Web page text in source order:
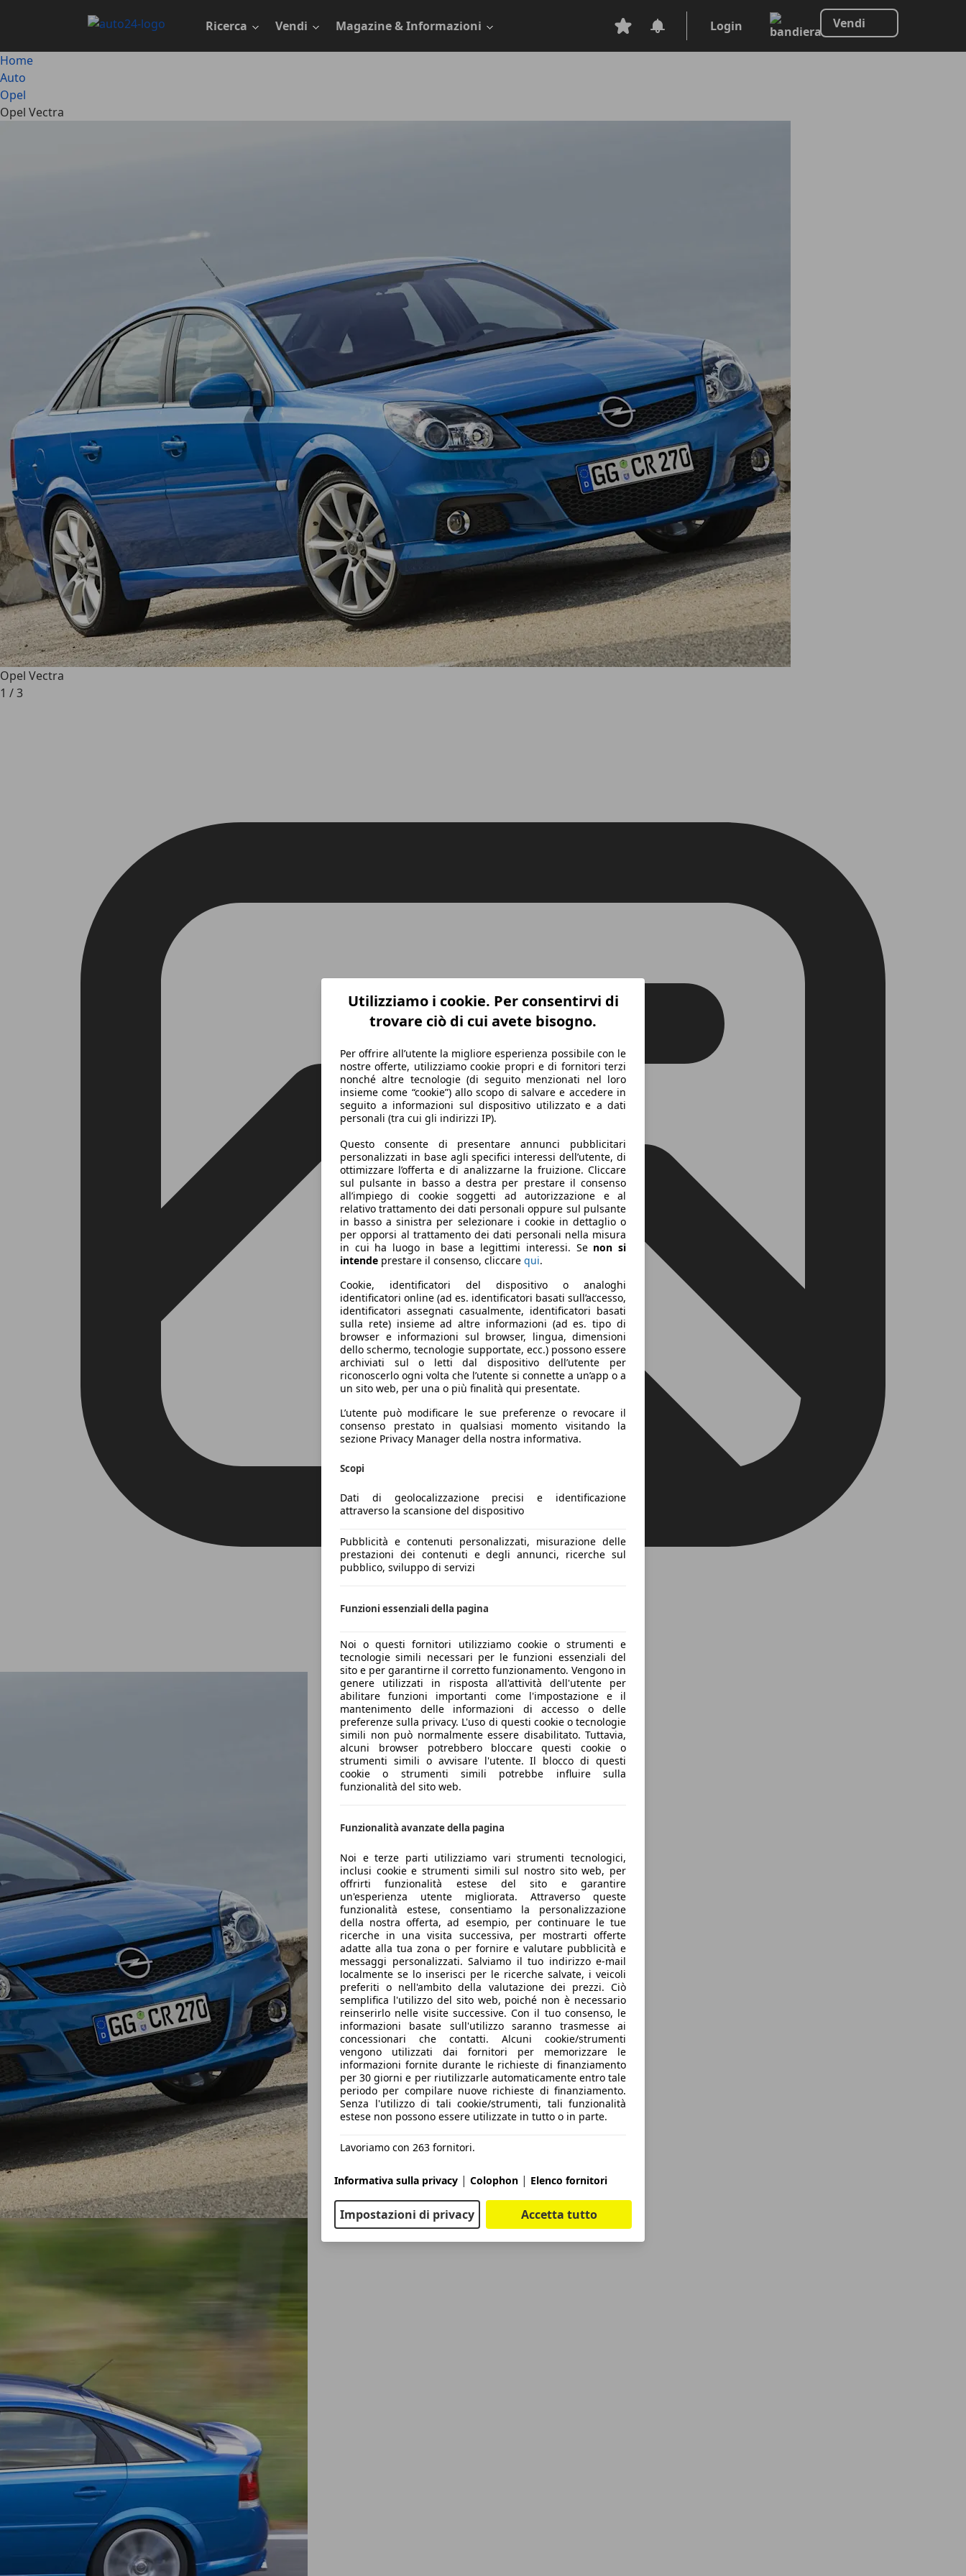
principale
Ricerca Vendi Magazine & Informazioni Login Vendi
Home
Auto
Opel
Opel Vectra
Opel Vectra
1 /3
Utilizziamo i cookie. Per consentirvi di
trovare ciò di cui avete bisogno.
Per offrire all’utente la migliore esperienza possibile con le
nostre offerte, utilizziamo cookie propri e di fornitori terzi
nonché altre tecnologie (di seguito menzionati nel loro
insieme come “cookie”) allo scopo di salvare e accedere in
seguito a informazioni sul dispositivo utilizzato e a dati
personali (tra cui gli indirizzi IP).
Questo consente di presentare annunci pubblicitari
personalizzati in base agli specifici interessi dell’utente, di
ottimizzare l’offerta e di analizzarne la fruizione. Cliccare
sul pulsante in basso a destra per prestare il consenso
all’impiego di cookie soggetti ad autorizzazione e al
relativo trattamento dei dati personali oppure sul pulsante
in basso a sinistra per selezionare i cookie in dettaglio o
per opporsi al trattamento dei dati personali nella misura
in cui ha luogo in base a legittimi interessi. Se non si
intende prestare il consenso, cliccare qui.
Cookie, identificatori del dispositivo o analoghi
identificatori online (ad es. identificatori basati sull’accesso,
identificatori assegnati casualmente, identificatori basati
sulla rete) insieme ad altre informazioni (ad es. tipo di
browser e informazioni sul browser, lingua, dimensioni
dello schermo, tecnologie supportate, ecc.) possono essere
archiviati sul o letti dal dispositivo dell’utente per
riconoscerlo ogni volta che l’utente si connette a un’app o a
un sito web, per una o più finalità qui presentate.
L’utente può modificare le sue preferenze o revocare il
consenso prestato in qualsiasi momento visitando la
sezione Privacy Manager della nostra informativa.
Scopi
Dati di geolocalizzazione precisi e identificazione
attraverso la scansione del dispositivo
Pubblicità e contenuti personalizzati, misurazione delle
prestazioni dei contenuti e degli annunci, ricerche sul
pubblico, sviluppo di servizi
Funzioni essenziali della pagina
Noi o questi fornitori utilizziamo cookie o strumenti e
tecnologie simili necessari per le funzioni essenziali del
sito e per garantirne il corretto funzionamento. Vengono in
genere utilizzati in risposta all'attività dell'utente per
abilitare funzioni importanti come l'impostazione e il
mantenimento delle informazioni di accesso o delle
preferenze sulla privacy. L'uso di questi cookie o tecnologie
simili non può normalmente essere disabilitato. Tuttavia,
alcuni browser potrebbero bloccare questi cookie o
strumenti simili o avvisare l'utente. Il blocco di questi
cookie o strumenti simili potrebbe influire sulla
funzionalità del sito web.
Funzionalità avanzate della pagina
Noi e terze parti utilizziamo vari strumenti tecnologici,
inclusi cookie e strumenti simili sul nostro sito web, per
offrirti funzionalità estese del sito e garantire
un'esperienza utente migliorata. Attraverso queste
funzionalità estese, consentiamo la personalizzazione
della nostra offerta, ad esempio, per continuare le tue
ricerche in una visita successiva, per mostrarti offerte
adatte alla tua zona o per fornire e valutare pubblicità e
messaggi personalizzati. Salviamo il tuo indirizzo e-mail
localmente se lo inserisci per le ricerche salvate, i veicoli
preferiti o nell'ambito della valutazione dei prezzi. Ciò
semplifica l'utilizzo del sito web, poiché non è necessario
reinserirlo nelle visite successive. Con il tuo consenso, le
informazioni basate sull'utilizzo saranno trasmesse ai
concessionari che contatti. Alcuni cookie/strumenti
vengono utilizzati dai fornitori per memorizzare le
informazioni fornite durante le richieste di finanziamento
per 30 giorni e per riutilizzarle automaticamente entro tale
periodo per compilare nuove richieste di finanziamento.
Senza l'utilizzo di tali cookie/strumenti, tali funzionalità
estese non possono essere utilizzate in tutto o in parte.
Lavoriamo con 263 fornitori.
Informativa sulla privacy | Colophon | Elenco fornitori
Impostazioni di privacy Accetta tutto